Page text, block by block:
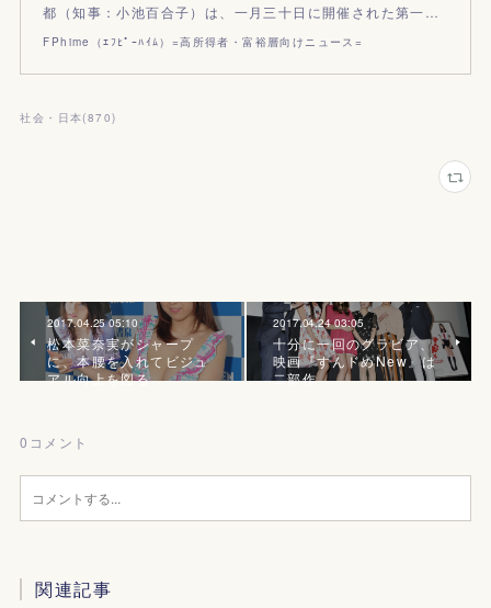
都（知事：小池百合子）は、一月三十日に開催された第一…
FPhime（ｴﾌﾋﾟｰﾊｲﾑ）=高所得者・富裕層向けニュース=
社会・日本(870)
2017.04.25 05:10
松本菜奈実がシャープ
に、本腰を入れてビジュ
アル向上を図る
2017.04.24 03:05
十分に一回のグラビア、
映画『すんドめNew』は
二部作
0 コメント
関連記事